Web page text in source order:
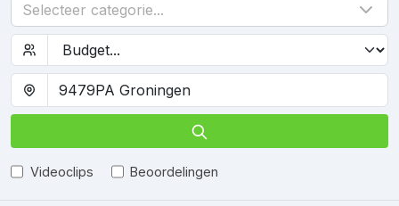
Selecteer categorie...
Videoclips Beoordelingen